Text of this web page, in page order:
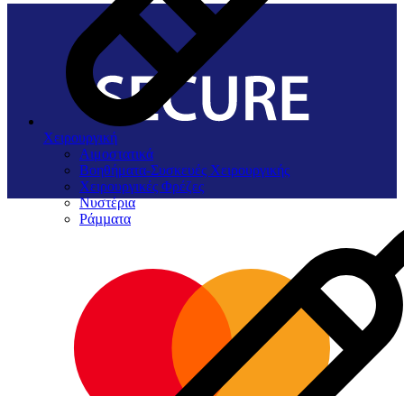
Χειρουργική
Αιμοστατικά
Βοηθήματα-Συσκευές Χειρουργικής
Χειρουργικές Φρέζες
Νυστέρια
Ράµµατα